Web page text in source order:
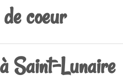
coeur
Saint-Lunaire